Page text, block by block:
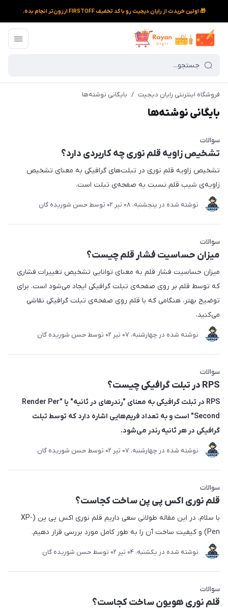
🎁 اولین خریدت از رایان دیجیت رو با کد تخفیف FIRSTOFF ارزون‌تر انجام بده.
فروشگاه اینترنتی رایان دیجیت / بایگانی نوشته‌ها
بایگانی نوشته‌ها
سوالات
تشخیص زاویه قلم نوری چه کاربردی دارد؟
تشخیص زاویه قلم نوری در تبلت‌های گرافیکی به معنای تشخیص
زاویه‌ی شیب قلم نسبت به صفحه‌ی تبلت است.
نوشته شده در پنجشنبه، 08 تير 02 توسط حسن شوریده گان
سوالات
میزان حساسیت فشار قلم چیست؟
میزان حساسیت فشار قلم به معنای توانایی تشخیص تغییرات فشاری
که توسط قلم بر روی صفحه‌ی تبلت گرافیکی ایجاد می‌شود است. برای
توضیح بهتر، هنگامی که با قلم روی صفحه‌ی تبلت گرافیکی نقاشی
می‌کنید،
نوشته شده در چهارشنبه، 07 تير 02 توسط حسن شوریده گان
سوالات
RPS در تبلت گرافیکی چیست؟
RPS در تبلت گرافیکی به معنای "رندرهای در ثانیه" یا "Render Per
Second" است و به تعداد فریم‌هایی اشاره دارد که توسط تبلت
گرافیکی در هر ثانیه رندر می‌شود.
نوشته شده در چهارشنبه، 07 تير 02 توسط حسن شوریده گان
سوالات
قلم نوری اکس پی پن ساخت کجاست؟
با سلام. در این مقاله طولانی سعی داریم قلم نوری اکس پی پن (XP-
Pen) و کیفیت ساخت آن را به طور کامل مورد بررسی قرار دهیم.
نوشته شده در یکشنبه، 04 تير 02 توسط حسن شوریده گان
سوالات
قلم نوری هویون ساخت کجاست؟